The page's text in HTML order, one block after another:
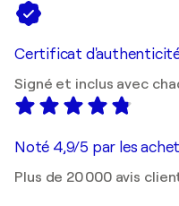
Certificat
Signé et inclus avec
Noté 4,9/5 par les
Plus de 20 000 avis